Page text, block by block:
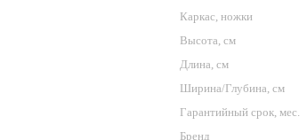
Каркас, ножки
Высота, см
Длина, см
Ширина/Глубина, см
Гарантийный срок, мес.
Бренд